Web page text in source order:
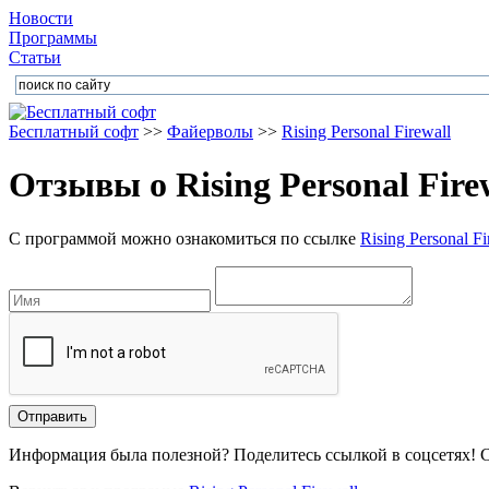
Новости
Программы
Статьи
Бесплатный софт >> Файерволы >> Rising Personal Firewall
Отзывы о Rising Personal
С программой можно ознакомиться по ссылке Rising Personal
Информация была полезной? Поделитесь ссылкой в соцсетях!